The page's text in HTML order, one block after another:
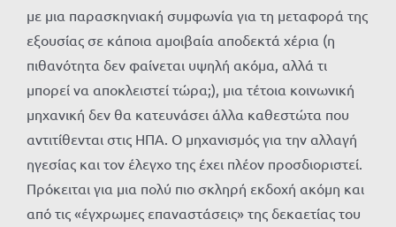
με μια παρασκηνιακή συμφωνία για τη μεταφορά της
εξουσίας σε κάποια αμοιβαία αποδεκτά χέρια (η
πιθανότητα δεν φαίνεται υψηλή ακόμα, αλλά τι
μπορεί να αποκλειστεί τώρα;), μια τέτοια κοινωνική
μηχανική δεν θα κατευνάσει άλλα καθεστώτα που
αντιτίθενται στις ΗΠΑ. Ο μηχανισμός για την αλλαγή
ηγεσίας και τον έλεγχο της έχει πλέον προσδιοριστεί.
Πρόκειται για μια πολύ πιο σκληρή εκδοχή ακόμη και
από τις «έγχρωμες επαναστάσεις» της δεκαετίας του